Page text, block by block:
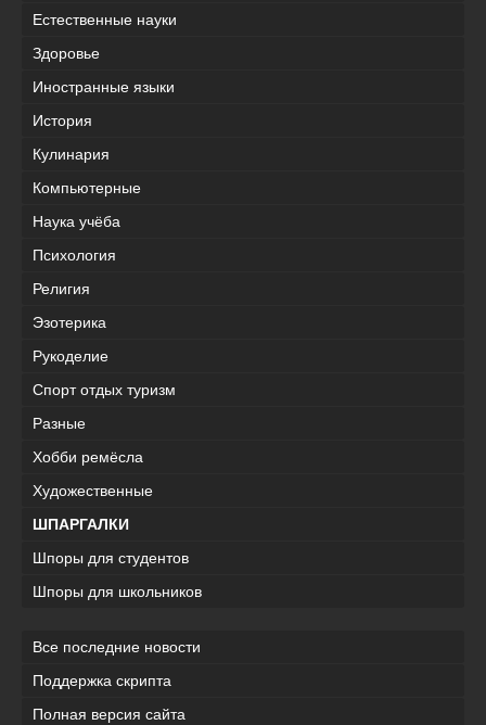
Естественные науки
Здоровье
Иностранные языки
История
Кулинария
Компьютерные
Наука учёба
Психология
Религия
Эзотерика
Рукоделие
Спорт отдых туризм
Разные
Хобби ремёсла
Художественные
ШПАРГАЛКИ
Шпоры для студентов
Шпоры для школьников
Все последние новости
Поддержка скрипта
Полная версия сайта